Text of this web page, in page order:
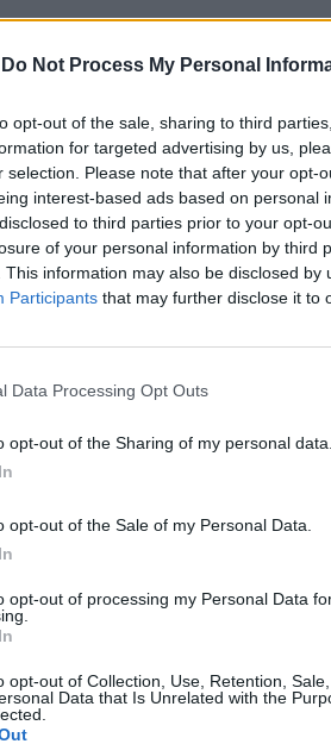
Do Not Process My Personal
opt-out of the sale, sharing to third
for targeted advertising by us,
selection. Please note that after your opt-
interest-based ads based on personal
to third parties prior to your opt-
of your personal information by third
This information may also be disclosed by
Participants that may further disclose it to
Data Processing Opt Outs
opt-out of the Sharing of my personal data.
opt-out of the Sale of my Personal Data.
opt-out of processing my Personal Data
opt-out of Collection, Use, Retention,
Data that Is Unrelated with the
e invece solo una ragazza
sì" da qualche giorno
corsa "senza vestiti" nelle
all'ora e al luogo stabiliti si
le forze dell'ordine che hanno
a un'ordinanza
23 sul decoro pubblico si
si aggiri a torso nudo
15, a Via Sant'Ambrogio, si
esponenti del forum dei
quorum" con destinazione
per "abbattere il silenzio
Il luogo dell'appuntamento è
alla Sinagoga di Roma, e
bandiere a favore dei
polizia i ragazzi hanno
incontro a sanzioni
hanno rimandato di mezz'ora
della corsa, fino all'ultimo
alle 17 a Piazza Navona,
Solo una ragazza, dopo le
Rudy Giuliani a
americana